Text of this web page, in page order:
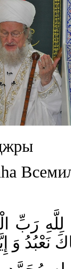
رَبِّ
نَعْبُدُ وَ